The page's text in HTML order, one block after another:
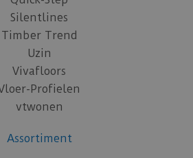
Silentlines
Timber Trend
Uzin
Vivafloors
Profielen
vtwonen
Assortiment